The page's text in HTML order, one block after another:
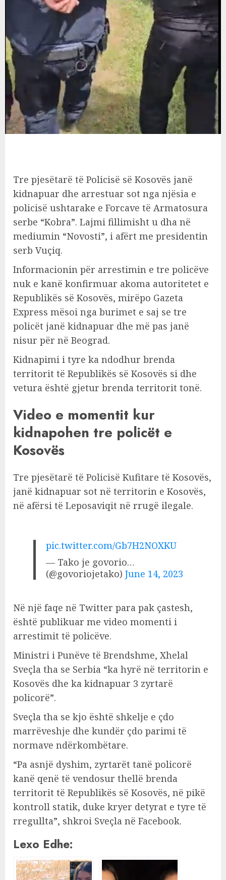
Tre pjesëtarë të Policisë së Kosovës janë
kidnapuar dhe arrestuar sot nga njësia e
policisë ushtarake e Forcave të Armatosura
serbe “Kobra”. Lajmi fillimisht u dha në
mediumin “Novosti”, i afërt me presidentin
serb Vuçiq.
Informacionin për arrestimin e tre policëve
nuk e kanë konfirmuar akoma autoritetet e
Republikës së Kosovës, mirëpo Gazeta
Express mësoi nga burimet e saj se tre
policët janë kidnapuar dhe më pas janë
nisur për në Beograd.
Kidnapimi i tyre ka ndodhur brenda
territorit të Republikës së Kosovës si dhe
vetura është gjetur brenda territorit tonë.
Video e momentit kur
kidnapohen tre policët e
Kosovës
Tre pjesëtarë të Policisë Kufitare të Kosovës,
janë kidnapuar sot në territorin e Kosovës,
në afërsi të Leposaviqit në rrugë ilegale.
pic.twitter.com/Gb7H2NOXKU
— Tako je govorio…
(@govoriojetako)June 14, 2023
Në një faqe në Twitter para pak çastesh,
është publikuar me video momenti i
arrestimit të policëve.
Ministri i Punëve të Brendshme, Xhelal
Sveçla tha se Serbia “ka hyrë në territorin e
Kosovës dhe ka kidnapuar 3 zyrtarë
policorë”.
Sveçla tha se kjo është shkelje e çdo
marrëveshje dhe kundër çdo parimi të
normave ndërkombëtare.
“Pa asnjë dyshim, zyrtarët tanë policorë
kanë qenë të vendosur thellë brenda
territorit të Republikës së Kosovës, në pikë
kontroll statik, duke kryer detyrat e tyre të
rregullta”, shkroi Sveçla në Facebook.
Lexo Edhe: